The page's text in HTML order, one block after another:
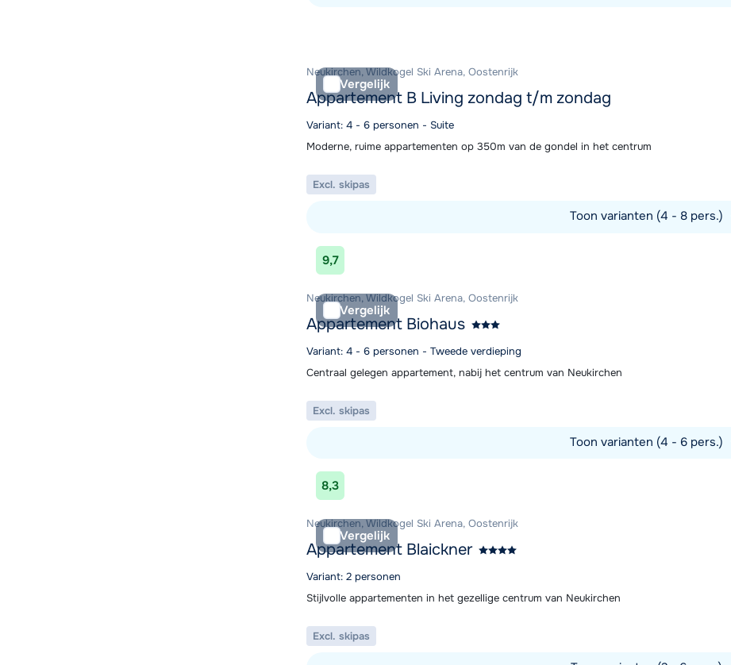
Vergelijk
Neukirchen, Wildkogel Ski Arena, Oostenrijk
Appartement B Living zondag t/m zondag
Variant: 4 - 6 personen - Suite
Moderne, ruime appartementen op 350m van de gondel in het centrum
Excl. skipas
Toon varianten (4 - 8 pers.)
Bekijk accommodatie
9,7
Vergelijk
Neukirchen, Wildkogel Ski Arena, Oostenrijk
Appartement Biohaus
Variant: 4 - 6 personen - Tweede verdieping
Centraal gelegen appartement, nabij het centrum van Neukirchen
Excl. skipas
Toon varianten (4 - 6 pers.)
Bekijk accommodatie
8,3
Vergelijk
Neukirchen, Wildkogel Ski Arena, Oostenrijk
Appartement Blaickner
Variant: 2 personen
Stijlvolle appartementen in het gezellige centrum van Neukirchen
Excl. skipas